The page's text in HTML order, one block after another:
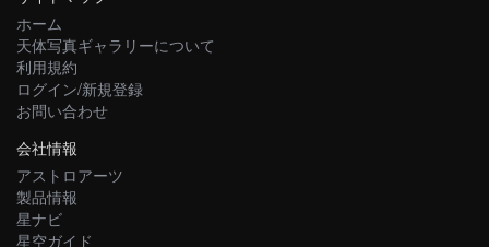
ホーム
天体写真ギャラリーについて
利用規約
ログイン/新規登録
お問い合わせ
会社情報
アストロアーツ
製品情報
星ナビ
星空ガイド